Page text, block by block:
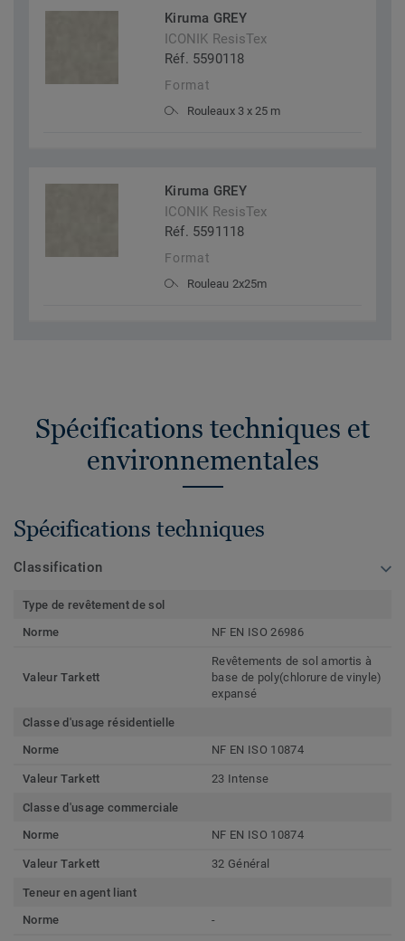
Kiruma GREY
ICONIK ResisTex
Réf. 5590118
Format
Rouleaux 3 x 25 m
Kiruma GREY
ICONIK ResisTex
Réf. 5591118
Format
Rouleau 2x25m
Spécifications techniques et
environnementales
Spécifications techniques
Classification
Type de revêtement de sol
Norme
NF EN ISO 26986
Valeur Tarkett
Revêtements de sol amortis à
base de poly(chlorure de vinyle)
expansé
Classe d'usage résidentielle
Norme
NF EN ISO 10874
Valeur Tarkett 23 Intense
Classe d'usage commerciale
Norme
NF EN ISO 10874
Valeur Tarkett 32 Général
Teneur en agent liant
Norme
-